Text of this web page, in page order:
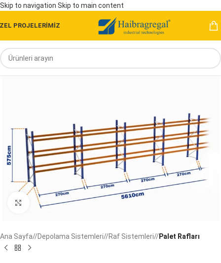
Skip to navigation Skip to main content
PROJELERİMİZ
Ana Sayfa/ Depolama Sistemleri/ Raf Sistemleri/ Palet Rafları